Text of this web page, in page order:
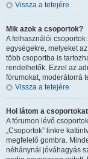
Vissza a tetejére
Mik azok a csoportok?
A felhasználói
egységekre, melyeket
több csoportba is
rendelhetők. Ezzel az
fórumokat, moderátorrá
Vissza a tetejére
Hol látom a
A fórumon lévő
„Csoportok” linkre
megfelelő gombra.
néhánynál jóváhagyás